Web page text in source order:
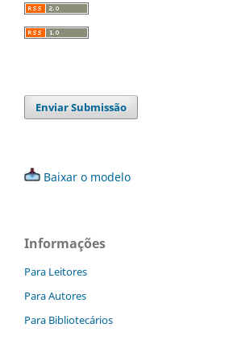
Enviar Submissão
Baixar o modelo
Informações
Para Leitores
Para Autores
Para Bibliotecários